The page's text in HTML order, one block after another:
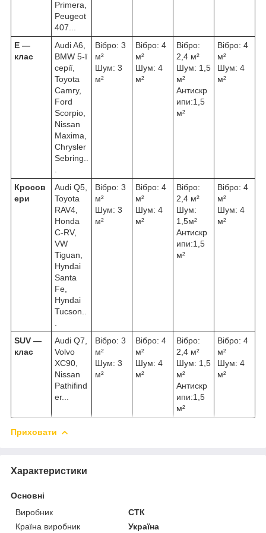
Primera,
Peugeot
407...
Е ―
клас
Audi A6,
BMW 5-ї
серії,
Toyota
Camry,
Ford
Scorpio,
Nissan
Maxima,
Chrysler
Sebring..
Вібро: 3
м²
Шум: 3
м²
Вібро: 4
м²
Шум: 4
м²
Вібро:
2,4 м²
Шум: 1,5
м²
Антискр
ипи:1,5
м²
Вібро: 4
м²
Шум: 4
м²
Кросов
ери
Audi Q5,
Toyota
RAV4,
Honda
C-RV,
VW
Tiguan,
Hyndai
Santa
Fe,
Hyndai
Tucson..
Вібро: 3
м²
Шум: 3
м²
Вібро: 4
м²
Шум: 4
м²
Вібро:
2,4 м²
Шум:
1,5м²
Антискр
ипи:1,5
м²
Вібро: 4
м²
Шум: 4
м²
SUV ―
клас
Audi Q7,
Volvo
XC90,
Nissan
Pathifind
er...
Вібро: 3
м²
Шум: 3
м²
Вібро: 4
м²
Шум: 4
м²
Вібро:
2,4 м²
Шум: 1,5
м²
Антискр
ипи:1,5
м²
Вібро: 4
м²
Шум: 4
м²
Приховати
Характеристики
Основні
Виробник
СТК
Країна виробник
Україна